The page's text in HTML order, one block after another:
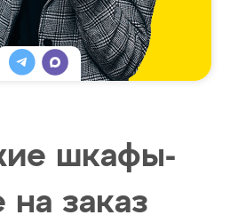
шкафы-
на заказ